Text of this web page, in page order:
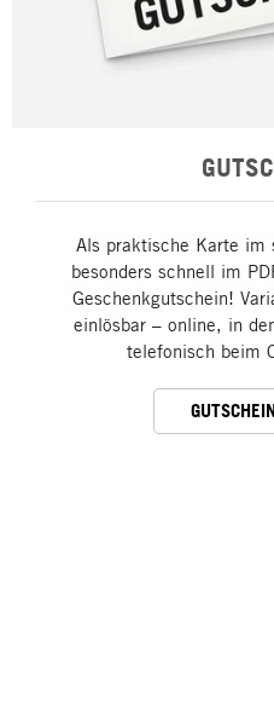
Als praktische Karte im
besonders schnell im
Geschenkgutschein!
einlösbar – online, in
telefonisch beim